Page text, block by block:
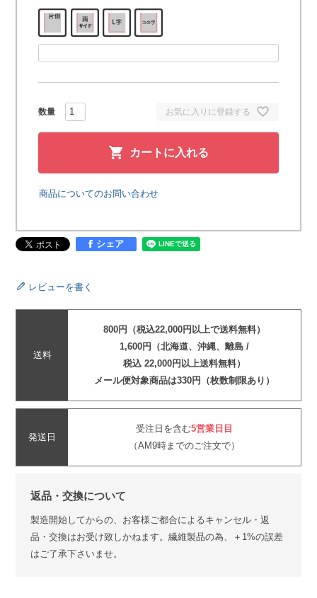
お気に入りに登録する
カートに入れる
商品についてのお問い合わせ
シェア
レビューを書く
送料
800円（税込22,000円以上で送料無料）
1,600円（北海道、沖縄、離島 /
税込 22,000円以上送料無料）
メール便対象商品は330円（枚数制限あり）
発送日
受注日を含む5営業日目
（AM9時までのご注文で）
返品・交換について
製造開始してからの、お客様ご都合によるキャンセル・返
品・交換はお受け致しかねます。繊維製品の為、＋1%の誤差
はご了承下さいませ。